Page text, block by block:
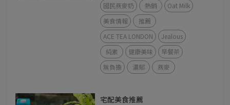
國民燕麥奶
熱銷
Oat Milk
美食情報
推薦
ACE TEA LONDON
Jealous
純素
健康美味
早餐茶
無負擔
濃郁 燕麥
宅配美食推薦